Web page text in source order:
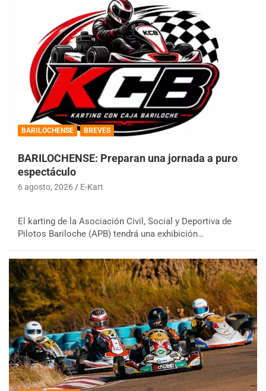
BARILOCHENSE BREVES
BARILOCHENSE: Preparan una jornada a puro
espectáculo
6 agosto, 2026 E-Kart
El karting de la Asociación Civil, Social y Deportiva de
Pilotos Bariloche (APB) tendrá una exhibición…